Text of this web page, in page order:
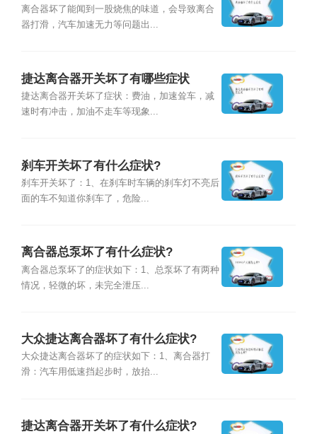
离合器坏了能闻到一股烧焦的味道，会导致离合
器打滑，汽车加速无力等问题出...
捷达离合器开关坏了有哪些症状
捷达离合器开关坏了症状：费油，加速耸车，减
速时有冲击，加油不走车等现象...
刹车开关坏了有什么症状?
刹车开关坏了：1、在刹车时车辆的刹车灯不亮后
面的车不知道你刹车了，危险...
离合器总泵坏了有什么症状?
离合器总泵坏了的症状如下：1、总泵坏了有两种
情况，轻微的坏，未完全泄压...
大众捷达离合器坏了有什么症状?
大众捷达离合器坏了的症状如下：1、离合器打
滑：汽车用低速挡起步时，放抬...
捷达离合器开关坏了有什么症状?